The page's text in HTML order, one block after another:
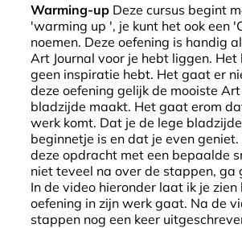
Warming-up Deze cursus begint
'warming up ', je kunt het ook een
noemen. Deze oefening is handig
Art Journal voor je hebt liggen. Het
geen inspiratie hebt. Het gaat er
deze oefening gelijk de mooiste Art
bladzijde maakt. Het gaat erom
werk komt. Dat je de lege
beginnetje is en dat je even
deze opdracht met een bepaalde
niet teveel na over de stappen, ga
In de video hieronder laat ik je zien
oefening in zijn werk gaat. Na de
stappen nog een keer